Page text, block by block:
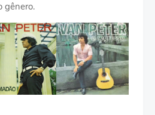
gênero.